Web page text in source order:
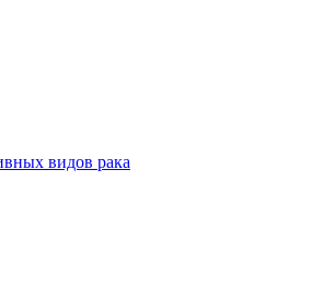
видов рака